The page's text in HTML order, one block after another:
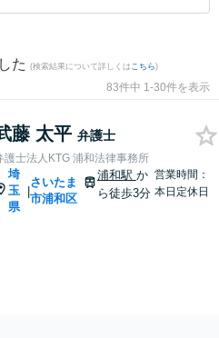
た (検索結果について詳しくは こちら)
83件中 1-30件を表示
藤 太平 弁護士
護士法人KTG 浦和法律事務所
埼
玉
県
|
さいたま
市浦和区
浦和駅 か
ら徒歩3分
営業時間：
本日定休日